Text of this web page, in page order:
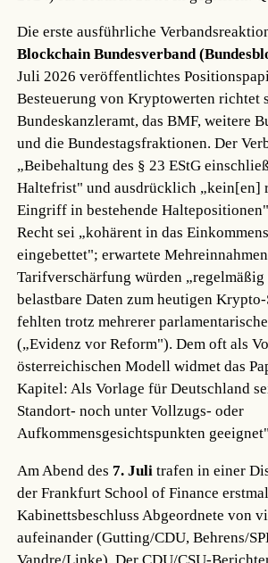
Die erste ausführliche
Blockchain Bundesverband
Juli 2026 veröffentlichtes
Besteuerung von Kryptowerten richtet
Bundeskanzleramt, das BMF, weitere
und die Bundestagsfraktionen. Der
„Beibehaltung des § 23 EStG
Haltefrist" und ausdrücklich „kein[en]
Eingriff in bestehende
Recht sei „kohärent in das
eingebettet"; erwartete
Tarifverschärfung würden
belastbare Daten zum heutigen
fehlten trotz mehrerer
(„Evidenz vor Reform"). Dem oft als
österreichischen Modell widmet das
Kapitel: Als Vorlage für Deutschland
Standort- noch unter Vollzugs- oder
Aufkommensgesichtspunkten
Am Abend des 7. Juli trafen in einer
der Frankfurt School of Finance
Kabinettsbeschluss Abgeordnete von
aufeinander (Gutting/CDU, Behrens/